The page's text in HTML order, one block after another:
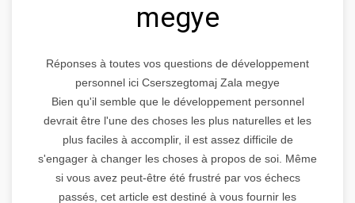
megye
Réponses à toutes vos questions de développement
personnel ici Cserszegtomaj Zala megye
Bien qu'il semble que le développement personnel
devrait être l'une des choses les plus naturelles et les
plus faciles à accomplir, il est assez difficile de
s'engager à changer les choses à propos de soi. Même
si vous avez peut-être été frustré par vos échecs
passés, cet article est destiné à vous fournir les